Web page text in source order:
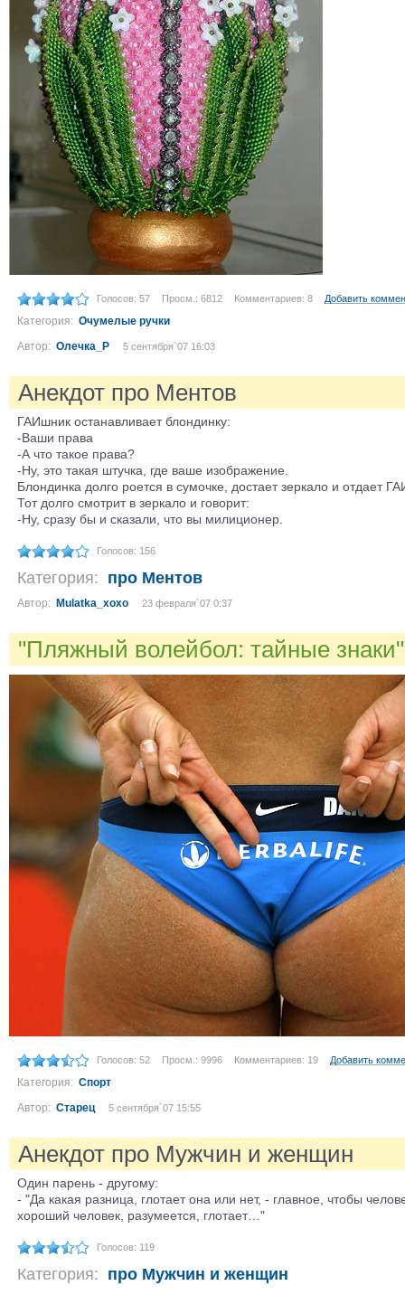
Голосов: 57 Просм.: 6812 Комментариев: 8 Добавить
Категория: Очумелые ручки
Автор: Олечка_Р 5 сентября´07 16:03
Анекдот про Ментов
ГАИшник останавливает блондинку:
-Ваши права
-А что такое права?
-Ну, это такая штучка, где ваше изображение.
Блондинка долго роется в сумочке, достает зеркало и отдает
Тот долго смотрит в зеркало и говорит:
-Ну, сразу бы и сказали, что вы милиционер.
Голосов: 156
Категория: про Ментов
Автор: Mulatka_xoxo 23 февраля´07 0:37
"Пляжный волейбол: тайные
Голосов: 52 Просм.: 9996 Комментариев: 19 Добавить
Категория: Спорт
Автор: Старец 5 сентября´07 15:55
Анекдот про Мужчин и женщин
Один парень - другому:
- "Да какая разница, глотает она или нет, - главное, чтобы
хороший человек, разумеется, глотает…"
Голосов: 119
Категория: про Мужчин и женщин